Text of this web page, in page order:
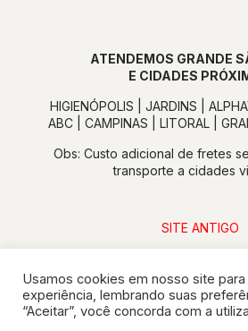
ATENDEMOS GRANDE
E CIDADES
HIGIENÓPOLIS | JARDINS |
ABC | CAMPINAS | LITORAL |
Obs: Custo adicional de fretes
transporte a cidades
SITE ANTIGO
Usamos cookies em nosso site
experiência, lembrando suas
“Aceitar”, você concorda com a